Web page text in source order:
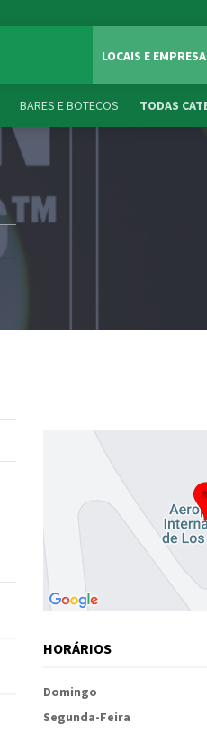
LOCAIS E
BARES E BOTECOS TODAS
HORÁRIOS
Domingo
Segunda-Feira